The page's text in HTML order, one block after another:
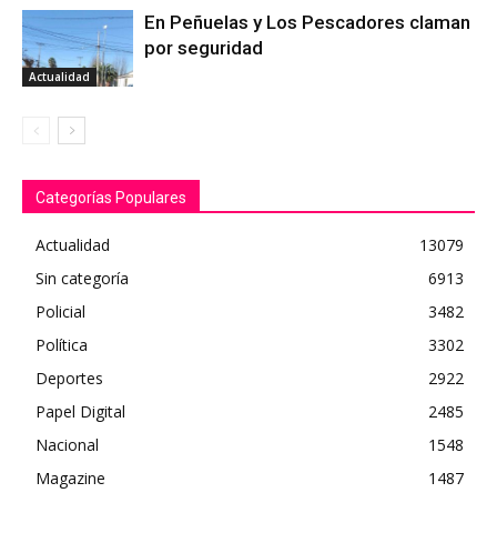
Actualidad
En Peñuelas y Los Pescadores claman
por seguridad
Categorías Populares
Actualidad
13079
Sin categoría
6913
Policial
3482
Política
3302
Deportes
2922
Papel Digital
2485
Nacional
1548
Magazine
1487